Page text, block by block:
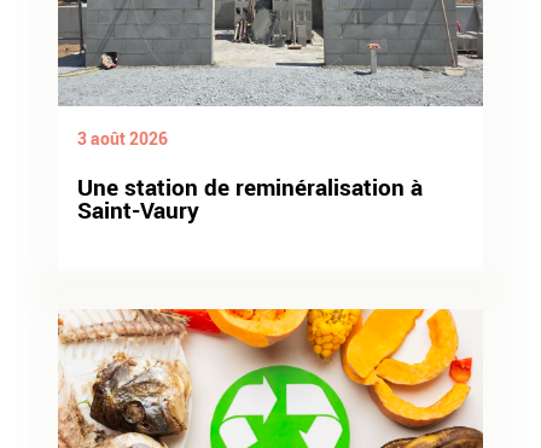
3 août 2026
Une station de reminéralisation à
Saint-Vaury